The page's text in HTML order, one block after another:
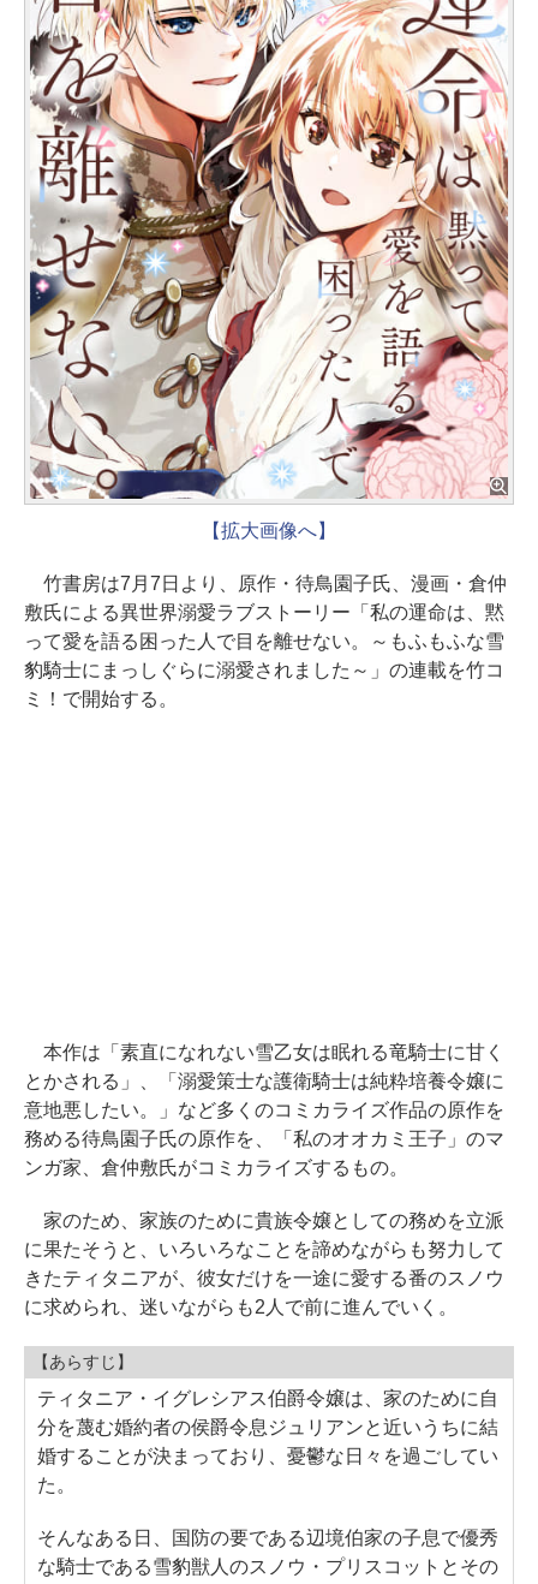
【拡大画像へ】
竹書房は7月7日より、原作・待鳥園子氏、漫画・倉仲
敷氏による異世界溺愛ラブストーリー「私の運命は、黙
って愛を語る困った人で目を離せない。～もふもふな雪
豹騎士にまっしぐらに溺愛されました～」の連載を竹コ
ミ！で開始する。
本作は「素直になれない雪乙女は眠れる竜騎士に甘く
とかされる」、「溺愛策士な護衛騎士は純粋培養令嬢に
意地悪したい。」など多くのコミカライズ作品の原作を
務める待鳥園子氏の原作を、「私のオオカミ王子」のマ
ンガ家、倉仲敷氏がコミカライズするもの。
家のため、家族のために貴族令嬢としての務めを立派
に果たそうと、いろいろなことを諦めながらも努力して
きたティタニアが、彼女だけを一途に愛する番のスノウ
に求められ、迷いながらも2人で前に進んでいく。
【あらすじ】
ティタニア・イグレシアス伯爵令嬢は、家のために自
分を蔑む婚約者の侯爵令息ジュリアンと近いうちに結
婚することが決まっており、憂鬱な日々を過ごしてい
た。
そんなある日、国防の要である辺境伯家の子息で優秀
な騎士である雪豹獣人のスノウ・プリスコットとその